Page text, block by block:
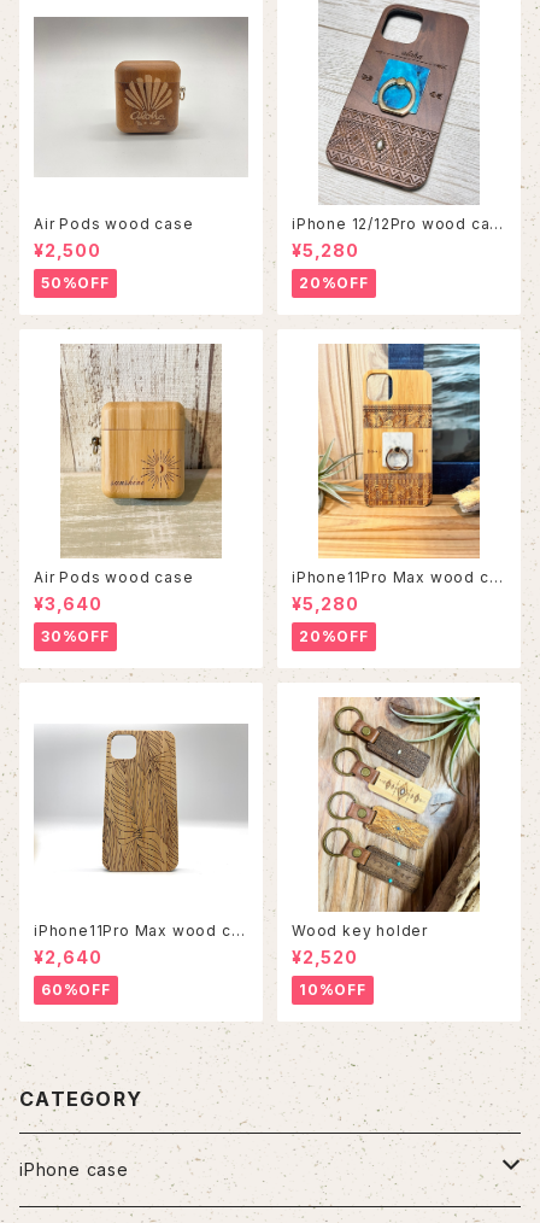
Air Pods wood case
¥2,500
50%OFF
iPhone 12/12Pro wood cas
e
¥5,280
20%OFF
Air Pods wood case
¥3,640
30%OFF
iPhone11Pro Max wood ca
se
¥5,280
20%OFF
iPhone11Pro Max wood ca
se
¥2,640
60%OFF
Wood key holder
¥2,520
10%OFF
CATEGORY
iPhone case